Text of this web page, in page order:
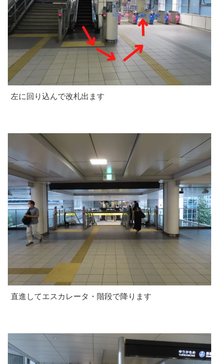
左に回り込んで改札出ます
直進してエスカレータ・階段で降ります